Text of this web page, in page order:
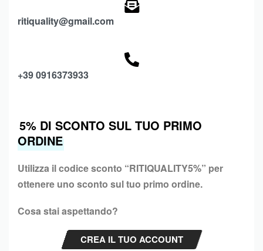
ritiquality@gmail.com
+39 0916373933
5% DI SCONTO SUL TUO PRIMO
ORDINE
Utilizza il codice sconto “RITIQUALITY5%” per
ottenere uno sconto sul tuo primo ordine.
Cosa stai aspettando?
CREA IL TUO ACCOUNT